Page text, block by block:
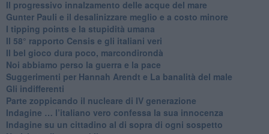
​Il progressivo innalzamento delle acque del mare
​Gunter Pauli e il desalinizzare meglio e a costo minore
I tipping points e la stupidità umana
​Il 58° rapporto Censis e gli italiani veri
​Il bel gioco dura poco, marcondirondà
Noi abbiamo perso la guerra e la pace
Suggerimenti per Hannah Arendt e La banalità del male
​Gli indifferenti
Parte zoppicando il nucleare di IV generazione
​Indagine … l’italiano vero confessa la sua innocenza
Indagine su un cittadino al di sopra di ogni sospetto